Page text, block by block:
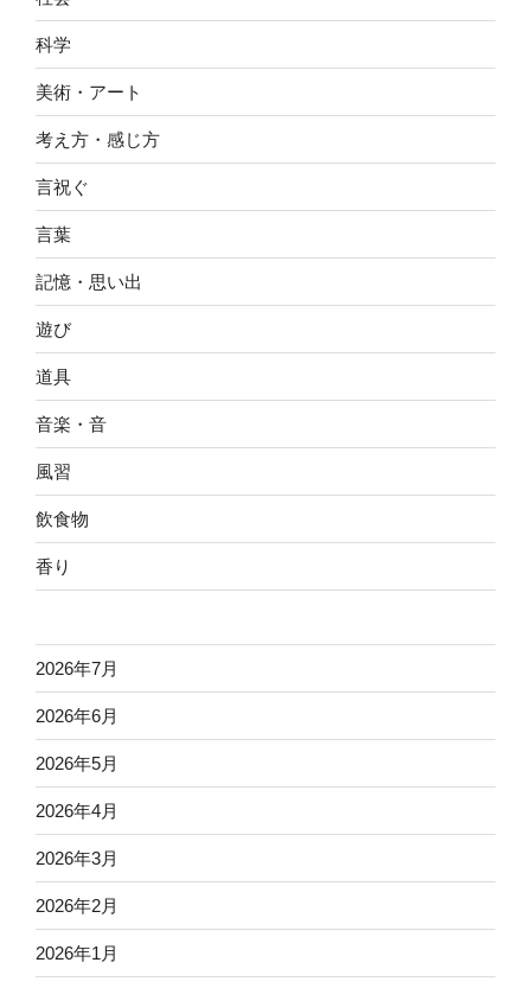
科学
美術・アート
考え方・感じ方
言祝ぐ
言葉
記憶・思い出
遊び
道具
音楽・音
風習
飲食物
香り
2026年7月
2026年6月
2026年5月
2026年4月
2026年3月
2026年2月
2026年1月